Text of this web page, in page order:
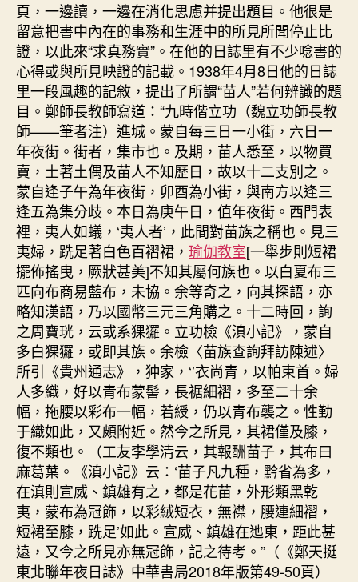
頁，一邊讀，一邊在消化思慮并提出題目。他很是
留意把書中內在的事務和生涯中的所見所聞停止比
證，以此來“求真務實”。在他的日誌里有不少唸書的
心得或與所見映證的記載。1938年4月8日他的日誌
里一段風趣的記敘，提出了所謂“苗人”若何辨識的題
目。鄭師長教師寫道：“九時偕立功（魏立功師長教
師——筆者注）進城。蒙自每三日一小街，六日一
年夜街。街者，集市也。及期，苗人悉至，以物買
賣，土著土偶及苗人不知歷日，故以十二支別之。
蒙自逢子午為年夜街，卯酉為小街，與南方以逢三
逢五為集分歧。本日為庚午日，值年夜街。西門表
裡，夷人如蟻，‘夷人者’，此間對苗族之稱也。見三
夷婦，跣足著白色百褶裙， 瑜伽教室[一舉步則短裙
擺佈搖曳，厥狀甚美]不知其屬何族也。以白夏布三
匹向布商易藍布，未協。余等奇之，向其探語，亦
略知漢語，乃以國幣三元三角購之。十二時回，詢
之周寶珖，云或系猓玀。立功檢《滇小記》，蒙自
多白猓玀，或即其族。余檢〈苗族查詢拜訪陳述〉
所引《貴州通志》，狆家，‘’衣尚青，以帕束首。婦
人多織，好以青布蒙髻，長裾細褶，多至二十余
幅，拖腰以彩布一幅，若綬，仍以青布襲之。性勤
于織如此，又頗附近。然今之所見，其裙僅及膝，
復不類也。（工友李學清云，其報酬苗子，其布曰
麻葛葉。《滇小記》云：‘苗子凡九種，黔省為多，
在滇則宣威、鎮雄有之，都是花苗，外形類黑乾
夷，蒙布為冠飾，以彩絨短衣，無襟，腰連細褶，
短裙至膝，跣足’如此。宣威、鎮雄在迆東，距此甚
遠，又今之所見亦無冠飾，記之待考。”（《鄭天挺
東北聯年夜日誌》中華書局2018年版第49-50頁）